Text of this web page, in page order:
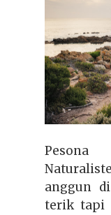
anggun
terik tapi